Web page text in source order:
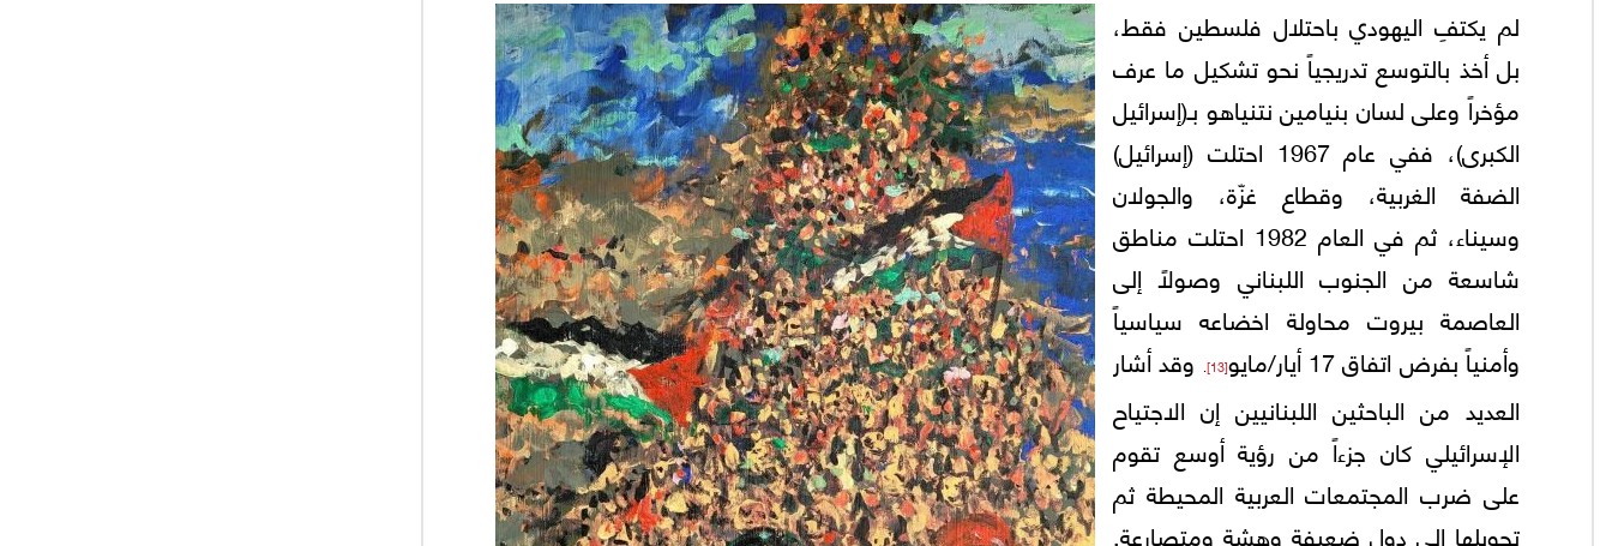
لم يكتفِ اليهودي باحتلال فلسطين فقط،
بل أخذ بالتوسع تدريجياً نحو تشكيل ما عرف
مؤخراً وعلى لسان بنيامين نتنياهو بـ(إسرائيل
الكبرى)، ففي عام 1967 احتلت (إسرائيل)
الضفة الغربية، وقطاع غزّة، والجولان
وسيناء، ثم في العام 1982 احتلت مناطق
شاسعة من الجنوب اللبناني وصولاً إلى
العاصمة بيروت محاولة اخضاعه سياسياً
وأمنياً بفرض اتفاق 17 أيار/مايو
[13]
. وقد أشار
العديد من الباحثين اللبنانيين إن الاجتياح
الإسرائيلي كان جزءاً من رؤية أوسع تقوم
على ضرب المجتمعات العربية المحيطة ثم
تحويلها إلى دول ضعيفة وهشة ومتصارعة.